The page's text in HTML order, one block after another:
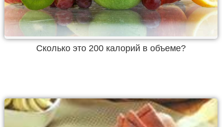
Cколько это 200 калорий в объеме?